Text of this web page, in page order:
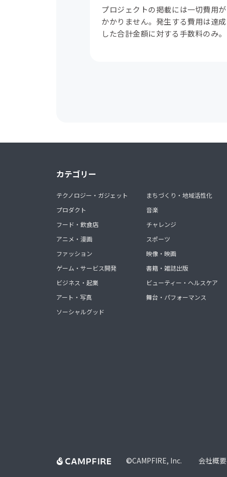
プロジェクトの掲載には一切費用が
かかりません。発生する費用は達成
した合計金額に対する手数料のみ。
カテゴリー
テクノロジー・ガジェット
プロダクト
フード・飲食店
アニメ・漫画
ファッション
ゲーム・サービス開発
ビジネス・起業
アート・写真
ソーシャルグッド
まちづくり・地域活性化
音楽
チャレンジ
スポーツ
映像・映画
書籍・雑誌出版
ビューティー・ヘルスケア
舞台・パフォーマンス
©CAMPFIRE, Inc. 会社概要